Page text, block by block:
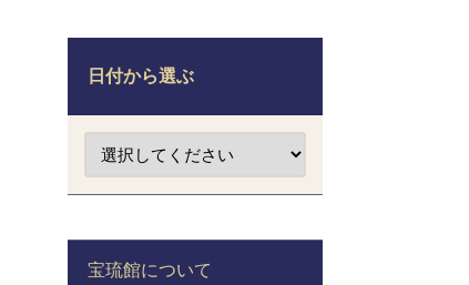
日付から選ぶ
宝琉館について